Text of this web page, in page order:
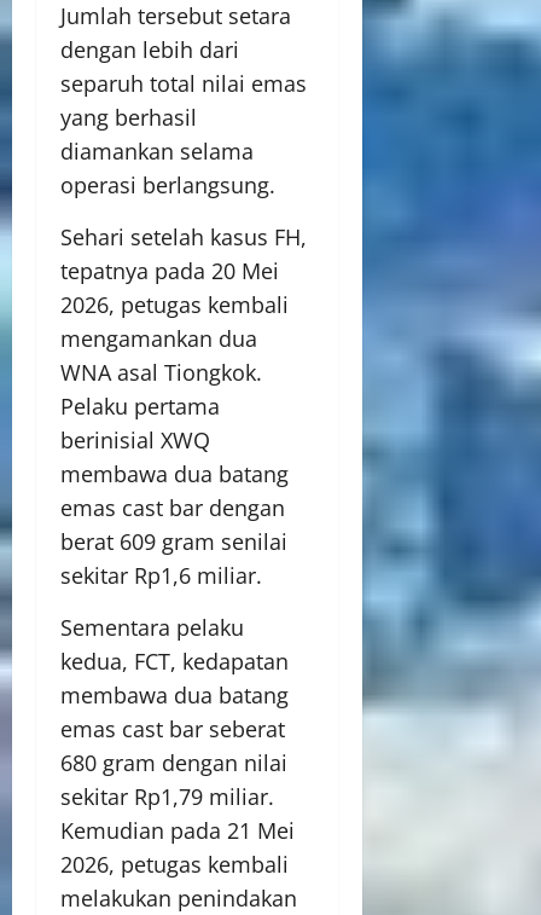
Jumlah tersebut setara
dengan lebih dari
separuh total nilai emas
yang berhasil
diamankan selama
operasi berlangsung.
Sehari setelah kasus FH,
tepatnya pada 20 Mei
2026, petugas kembali
mengamankan dua
WNA asal Tiongkok.
Pelaku pertama
berinisial XWQ
membawa dua batang
emas cast bar dengan
berat 609 gram senilai
sekitar Rp1,6 miliar.
Sementara pelaku
kedua, FCT, kedapatan
membawa dua batang
emas cast bar seberat
680 gram dengan nilai
sekitar Rp1,79 miliar.
Kemudian pada 21 Mei
2026, petugas kembali
melakukan penindakan